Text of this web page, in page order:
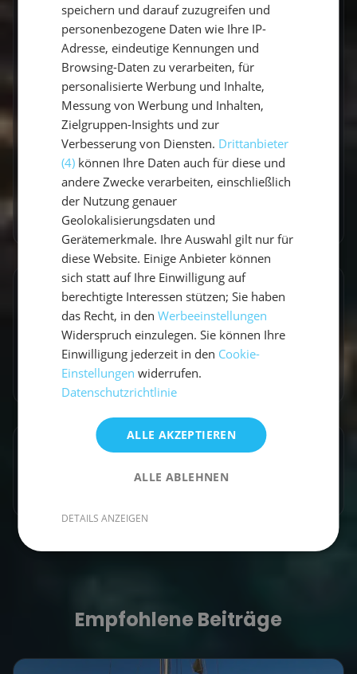
Claudia Grubert
Travel Influencerin & Segel-Expertin
Claudia ist begeisterte Travel Influencerin und
leidenschaftliche Seglerin. Auf unserem Blog
teilt sie ihre besten Reiseerlebnisse, fundierte
Revierberichte und praktisches Segelwissen
für dein nächstes Abenteuer auf dem Wasser.
Zum Autorenprofil→
Entdecke ähnliche Törns
Finde deinen perfekten Segeltörn
Törns ansehen
Artikel teilen
Empfohlene Beiträge
speichern und darauf zuzugreifen und
personenbezogene Daten wie Ihre IP-
Adresse, eindeutige Kennungen und
Browsing-Daten zu verarbeiten, für
personalisierte Werbung und Inhalte,
Messung von Werbung und Inhalten,
Zielgruppen-Insights und zur
Verbesserung von Diensten. Drittanbieter
(4) können Ihre Daten auch für diese und
andere Zwecke verarbeiten, einschließlich
der Nutzung genauer
Geolokalisierungsdaten und
Gerätemerkmale. Ihre Auswahl gilt nur für
diese Website. Einige Anbieter können
sich statt auf Ihre Einwilligung auf
berechtigte Interessen stützen; Sie haben
das Recht, in denWerbeeinstellungen
Widerspruch einzulegen. Sie können Ihre
Einwilligung jederzeit in den Cookie-
Einstellungen widerrufen.
Datenschutzrichtlinie
ALLE AKZEPTIEREN
ALLE ABLEHNEN
DETAILS ANZEIGEN